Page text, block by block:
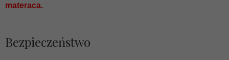
materaca.
Bezpieczeństwo